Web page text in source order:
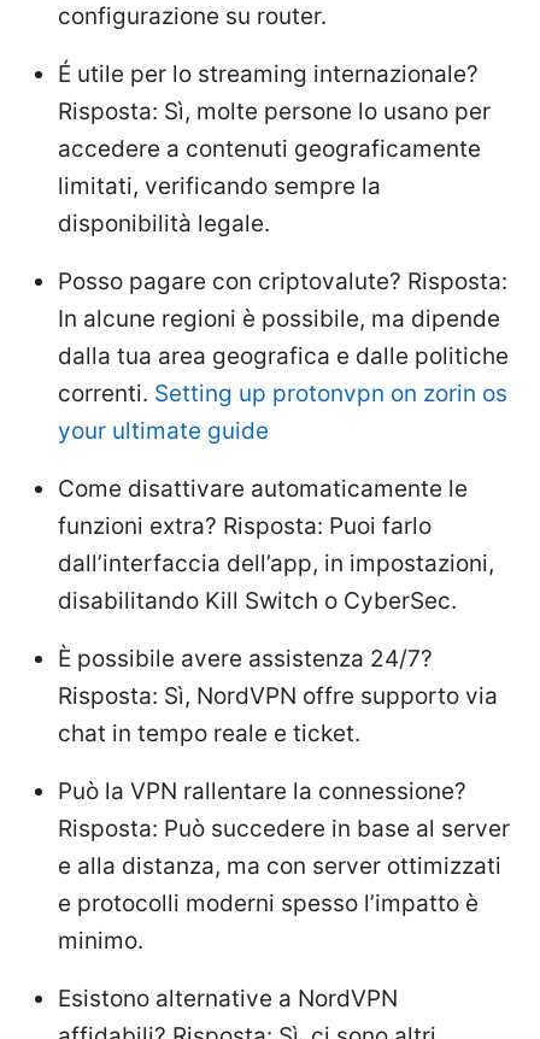
configurazione su router.
É utile per lo streaming internazionale?
Risposta: Sì, molte persone lo usano per
accedere a contenuti geograficamente
limitati, verificando sempre la
disponibilità legale.
Posso pagare con criptovalute? Risposta:
In alcune regioni è possibile, ma dipende
dalla tua area geografica e dalle politiche
correnti. Setting up protonvpn on zorin os
your ultimate guide
Come disattivare automaticamente le
funzioni extra? Risposta: Puoi farlo
dall’interfaccia dell’app, in impostazioni,
disabilitando Kill Switch o CyberSec.
È possibile avere assistenza 24/7?
Risposta: Sì, NordVPN offre supporto via
chat in tempo reale e ticket.
Può la VPN rallentare la connessione?
Risposta: Può succedere in base al server
e alla distanza, ma con server ottimizzati
e protocolli moderni spesso l’impatto è
minimo.
Esistono alternative a NordVPN